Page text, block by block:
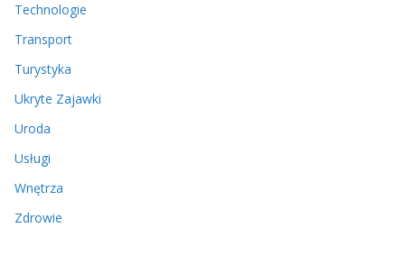
Technologie
Transport
Turystyka
Ukryte Zajawki
Uroda
Usługi
Wnętrza
Zdrowie